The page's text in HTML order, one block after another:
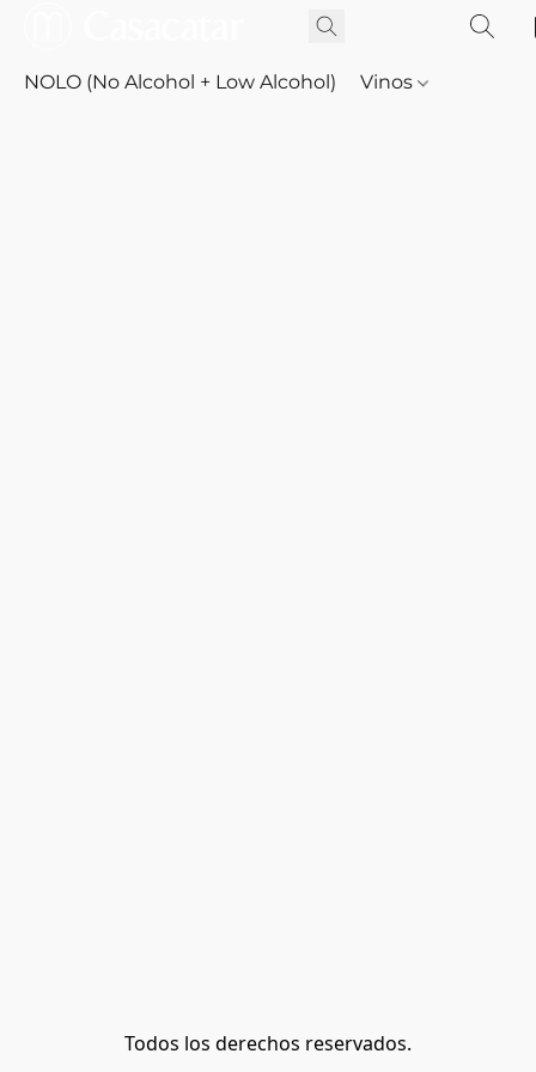
NOLO (No Alcohol + Low Alcohol) Vinos
Todos los derechos reservados.